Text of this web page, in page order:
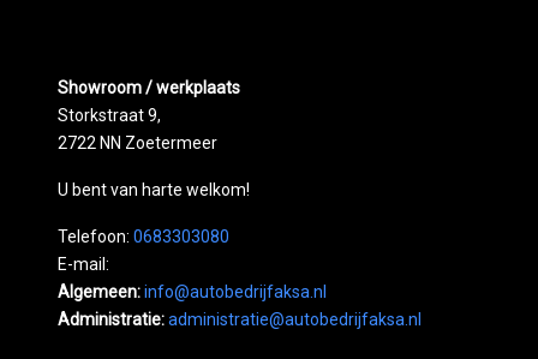
Showroom / werkplaats
Storkstraat 9,
2722 NN Zoetermeer
U bent van harte welkom!
Telefoon: 0683303080
E-mail:
Algemeen:info@autobedrijfaksa.nl
Administratie:administratie@autobedrijfaksa.nl